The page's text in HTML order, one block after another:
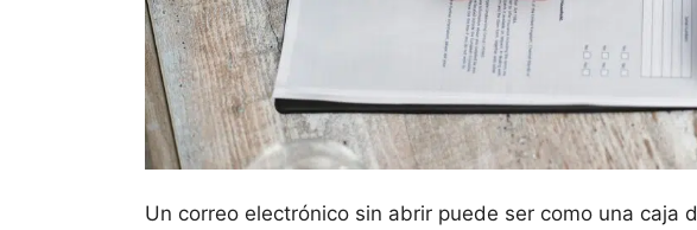
Un correo electrónico sin abrir puede ser como una caja